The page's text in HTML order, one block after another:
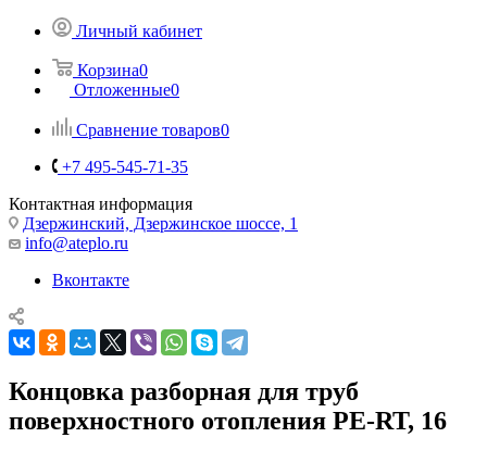
Личный кабинет
Корзина0
Отложенные0
Сравнение товаров0
+7 495-545-71-35
Контактная информация
Дзержинский, Дзержинское шоссе, 1
info@ateplo.ru
Вконтакте
Концовка разборная для труб
поверхностного отопления PE-RT, 16